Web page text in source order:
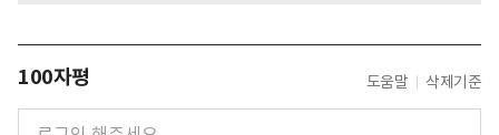
100자평 도움말 삭제기준